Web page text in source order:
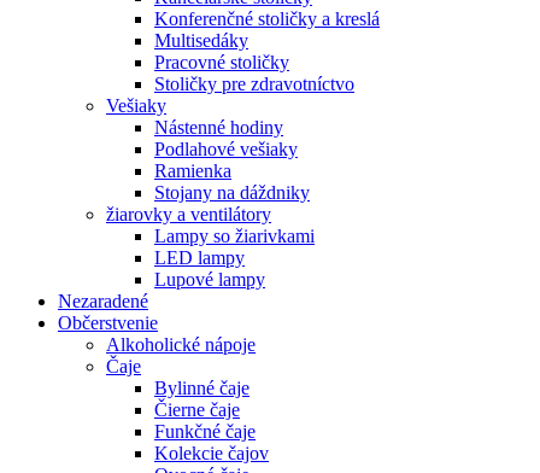
Konferenčné stoličky a kreslá
Multisedáky
Pracovné stoličky
Stoličky pre zdravotníctvo
Vešiaky
Nástenné hodiny
Podlahové vešiaky
Ramienka
Stojany na dáždniky
žiarovky a ventilátory
Lampy so žiarivkami
LED lampy
Lupové lampy
Nezaradené
Občerstvenie
Alkoholické nápoje
Čaje
Bylinné čaje
Čierne čaje
Funkčné čaje
Kolekcie čajov